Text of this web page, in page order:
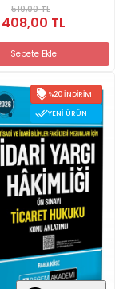
510,00 TL
408,00 TL
Sepete Ekle
%20 İNDIRIM
YENI ÜRÜN